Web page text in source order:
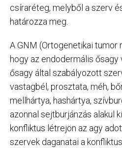
csíraréteg, melyből a szerv
határozza meg.
A GNM (Ortogenetikai tumor
hogy az endodermális
ősagy által szabályozott
vastagbél, prosztata, méh,
mellhártya, hashártya,
azonnal sejtburjánzás alakul
konfliktus létrejön az agy
szervek daganatai a